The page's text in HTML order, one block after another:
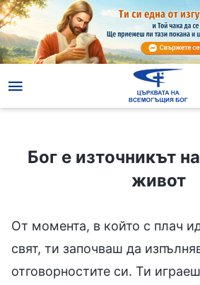
Бог е източникът на човешкия живот
Бог е източникът
живот
От момента, в който с плач
свят, ти започваш да
отговорностите си. Ти